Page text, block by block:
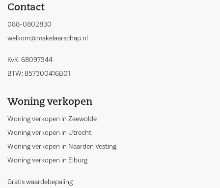
Contact
088-0802830
welkom@makelaarschap.nl
KvK: 68097344
BTW: 857300416B01
Woning verkopen
Woning verkopen in Zeewolde
Woning verkopen in Utrecht
Woning verkopen in Naarden Vesting
Woning verkopen in Elburg
Gratis waardebepaling